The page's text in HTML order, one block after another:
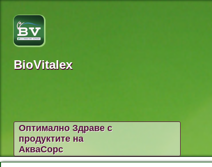
BioVitalex
Оптимално Здраве с
продуктите на
АкваСорс